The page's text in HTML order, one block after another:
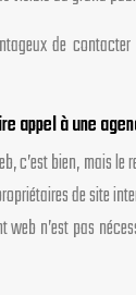
de
appel à une
c’est bien, mais le
de site
web n’est pas